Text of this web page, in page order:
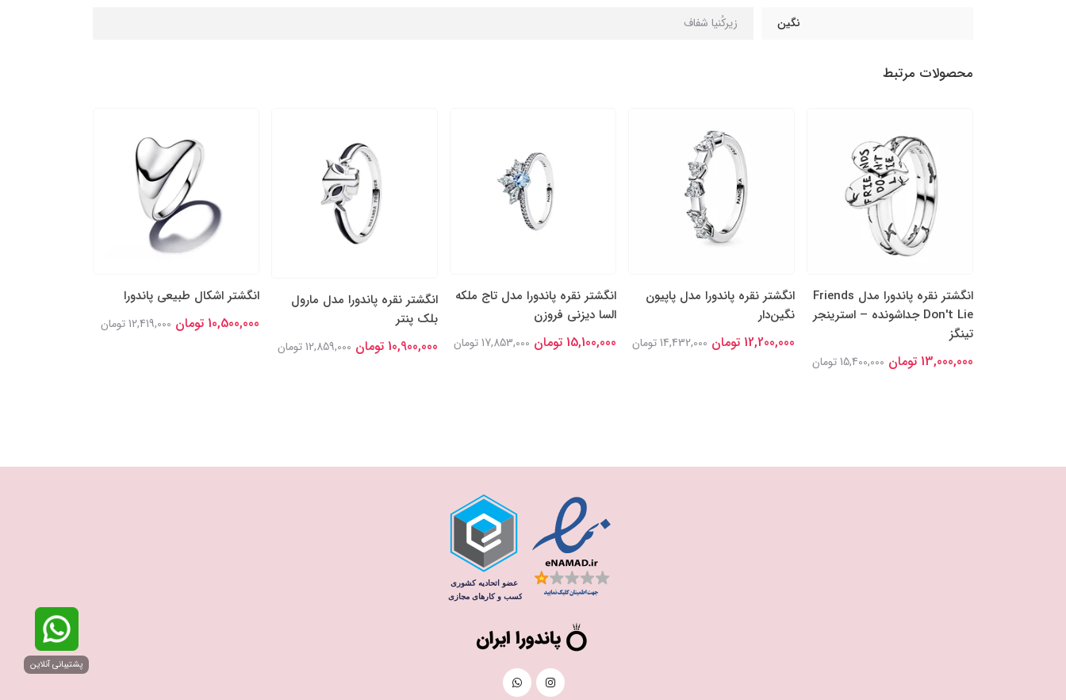
نگین زیرکُنیا شفاف
محصولات مرتبط
انگشتر نقره پاندورا مدل Friends
Don't Lie جداشونده – استرینجر
تینگز
13,000,000 تومان 15,400,000 تومان
انگشتر نقره پاندورا مدل پاپیون
نگین‌دار
12,200,000 تومان 14,432,000 تومان
انگشتر نقره پاندورا مدل تاج ملکه
السا دیزنی فروزن
15,100,000 تومان 17,853,000 تومان
انگشتر نقره پاندورا مدل مارول
بلک پنتر
10,900,000 تومان 12,859,000 تومان
انگشتر اشکال طبیعی پاندورا
10,500,000 تومان 12,419,000 تومان
پشتیبانی آنلاین